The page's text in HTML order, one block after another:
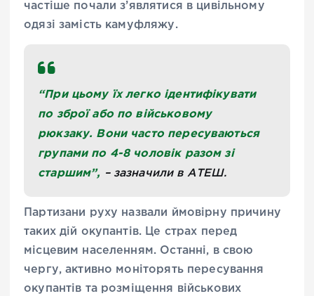
частіше почали з’являтися в цивільному
одязі замість камуфляжу.
“При цьому їх легко ідентифікувати
по зброї або по військовому
рюкзаку. Вони часто пересуваються
групами по 4-8 чоловік разом зі
старшим”, – зазначили в АТЕШ.
Партизани руху назвали ймовірну причину
таких дій окупантів. Це страх перед
місцевим населенням. Останні, в свою
чергу, активно моніторять пересування
окупантів та розміщення військових